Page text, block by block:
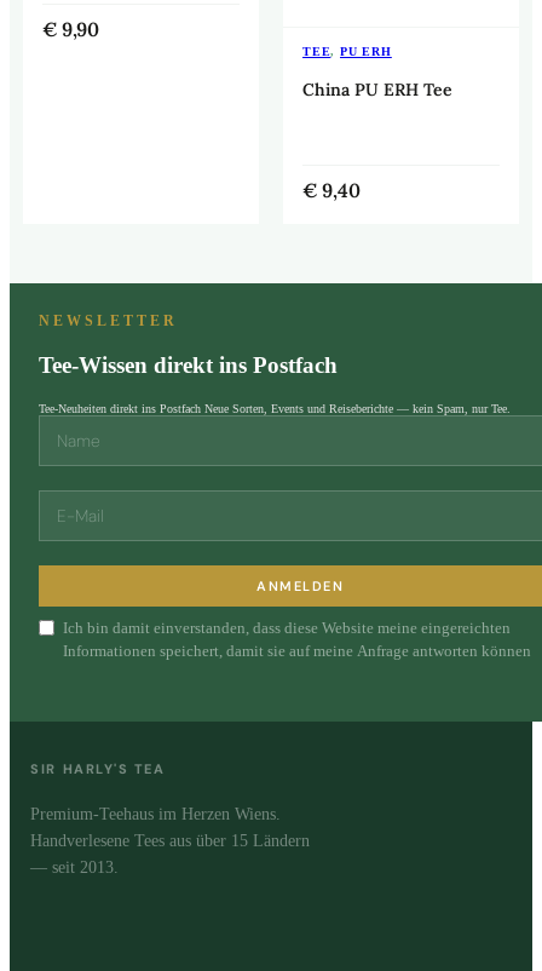
€ 9,90
TEE,PU ERH
China PU ERH Tee
€ 9,40
NEWSLETTER
Tee-Wissen direkt ins Postfach
Tee-Neuheiten direkt ins Postfach Neue Sorten, Events und Reiseberichte — kein Spam, nur Tee.
ANMELDEN
Ich bin damit einverstanden, dass diese Website meine eingereichten
Informationen speichert, damit sie auf meine Anfrage antworten können
SIR HARLY'S TEA
Premium-Teehaus im Herzen Wiens.
Handverlesene Tees aus über 15 Ländern
— seit 2013.